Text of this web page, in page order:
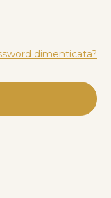
dimenticata?